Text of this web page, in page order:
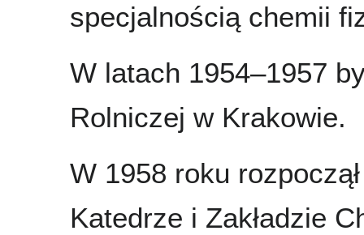
specjalnością chemii
W latach 1954–1957
Rolniczej w Krakowie.
W 1958 roku
Katedrze i Zakładzie